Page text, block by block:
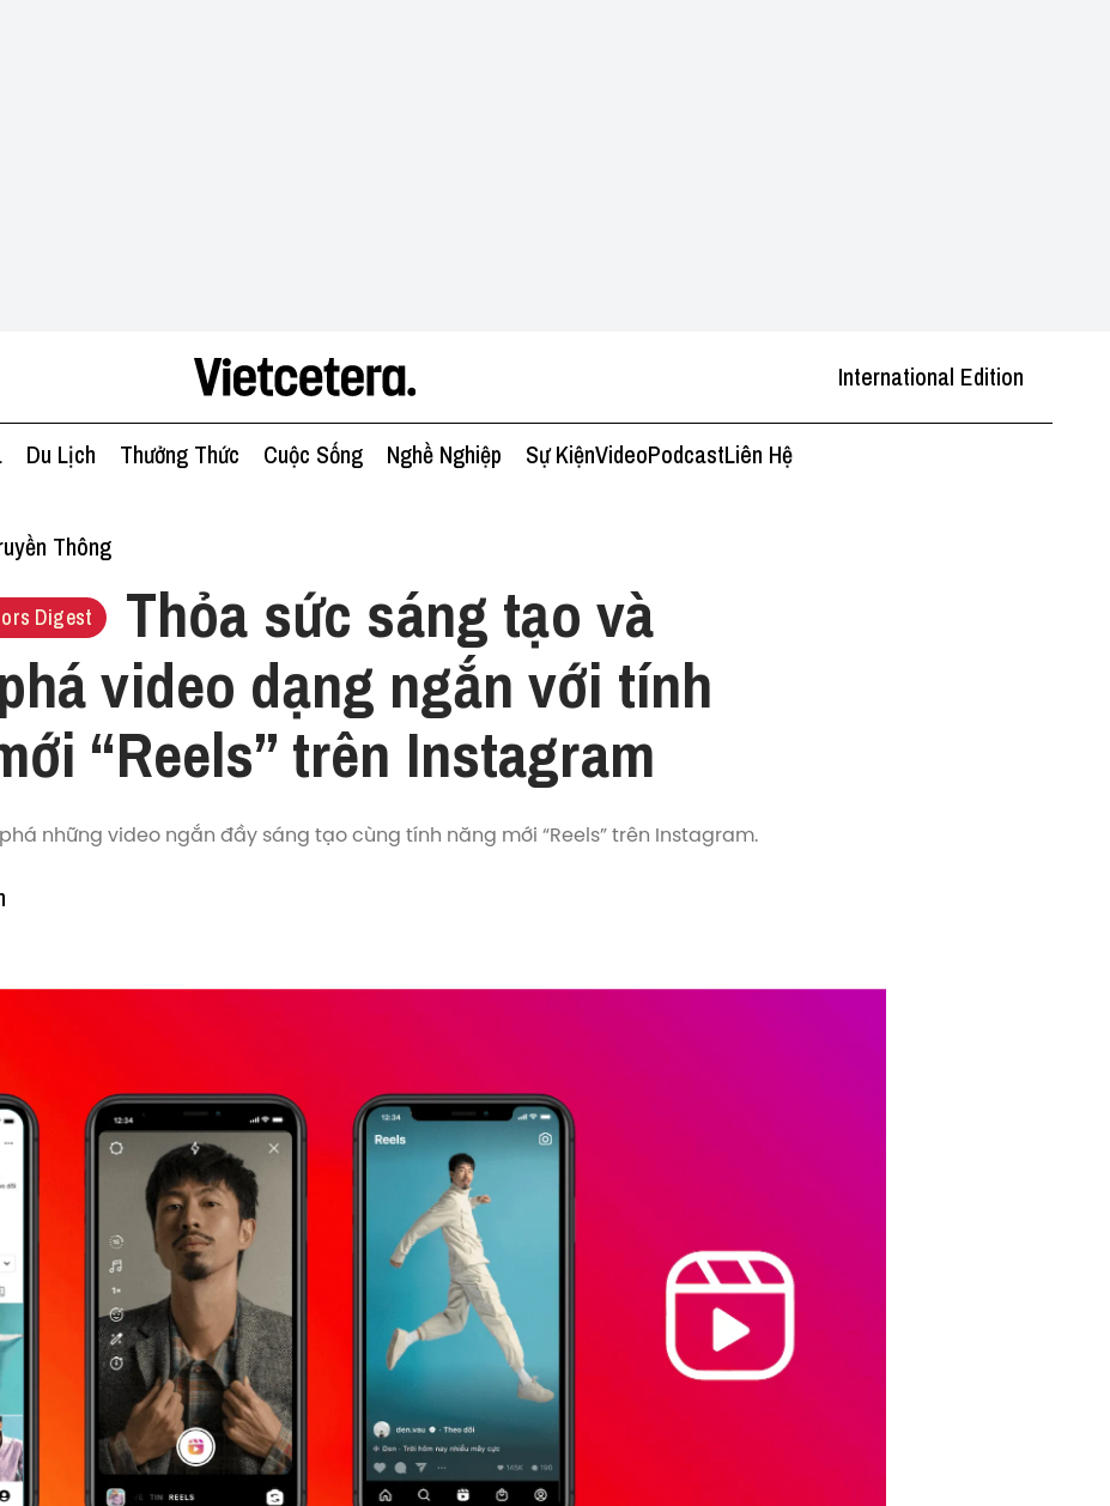
International Edition
Du Lịch Thưởng Thức Cuộc Sống Nghề Nghiệp Sự KiệnVideoPodcastLiên Hệ
Thông
Digest
Thỏa sức sáng tạo và
video dạng ngắn với tính
“Reels” trên Instagram
những video ngắn đầy sáng tạo cùng tính năng mới “Reels” trên Instagram.